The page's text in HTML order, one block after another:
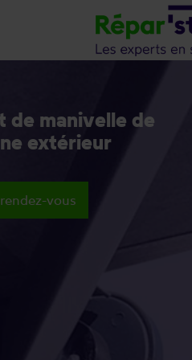
de manivelle de
extérieur
vous